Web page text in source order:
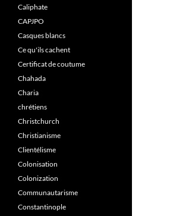
Caliphate
CAPJPO
Casques blancs
Ce qu'ils cachent
Certificat de coutume
Chahada
Charia
chrétiens
Christchurch
Christianisme
Clientélisme
Colonisation
Colonization
Communautarisme
Constantinople